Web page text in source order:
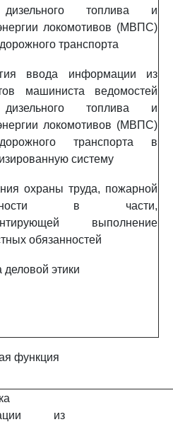
топлива и
локомотивов (МВПС)
транспорта
ввода информации из
машиниста ведомостей
топлива и
локомотивов (МВПС)
транспорта в
систему
охраны труда, пожарной
в части,
выполнение
обязанностей
этики
функция
из